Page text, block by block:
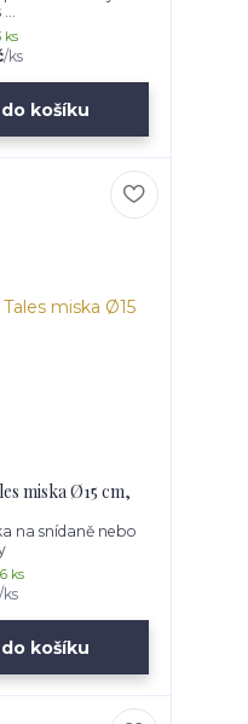
/ks
ks
košíku
miska Ø15 cm,
na snídaně nebo
/ks
ks
košíku